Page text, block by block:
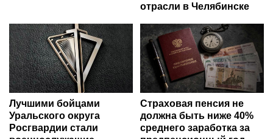
отрасли в Челябинске
Лучшими бойцами
Уральского округа
Росгвардии стали
Страховая пенсия не
должна быть ниже 40%
среднего заработка за